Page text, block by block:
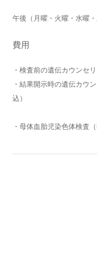
午後（月曜・火曜・水曜・
費用
・検査前の遺伝カウンセ
・結果開示時の遺伝カウ
込）
・母体血胎児染色体検査